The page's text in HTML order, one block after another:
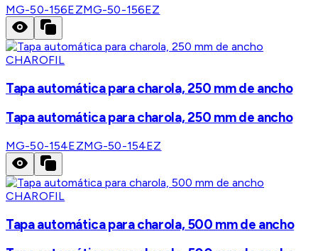
MG-50-156EZMG-50-156EZ
CHAROFIL
Tapa automática para charola, 250 mm de ancho
Tapa automática para charola, 250 mm de ancho
MG-50-154EZMG-50-154EZ
CHAROFIL
Tapa automática para charola, 500 mm de ancho